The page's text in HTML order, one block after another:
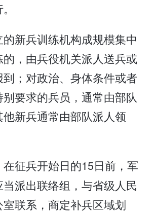
新兵训练机构成规模集中
，由兵役机关派人送兵或
；对政治、身体条件或者
要求的兵员，通常由部队
新兵通常由部队派人领
在征兵开始日的15日前，军
派出联络组，与省级人民
联系，商定补兵区域划